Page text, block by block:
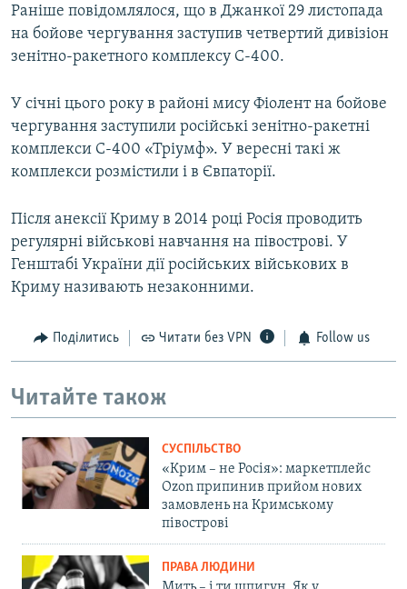
Раніше повідомлялося, що в Джанкої 29 листопада
на бойове чергування заступив четвертий дивізіон
зенітно-ракетного комплексу С-400.
У січні цього року в районі мису Фіолент на бойове
чергування заступили російські зенітно-ракетні
комплекси С-400 «Тріумф». У вересні такі ж
комплекси розмістили і в Євпаторії.
Після анексії Криму в 2014 році Росія проводить
регулярні військові навчання на півострові. У
Генштабі України дії російських військових в
Криму називають незаконними.
Поділитись Читати без VPN Follow us
Читайте також
СУСПІЛЬСТВО
«Крим – не Росія»: маркетплейс
Ozon припинив прийом нових
замовлень на Кримському
півострові
ПРАВА ЛЮДИНИ